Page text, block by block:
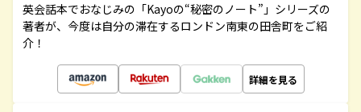
英会話本でおなじみの「Kayoの“秘密のノート”」シリーズの
著者が、今度は自分の滞在するロンドン南東の田舎町をご紹
介！
詳細を見る